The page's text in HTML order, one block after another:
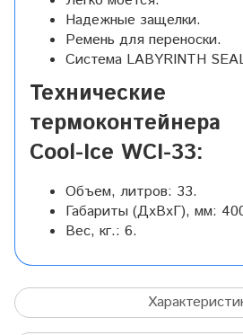
Надежные защелки.
Ремень для переноски.
Система LABYRINTH
Cool-Ice WCI-33:
Объем, литров: 33.
Габариты (ДхВхГ), мм:
Вес, кг.: 6.